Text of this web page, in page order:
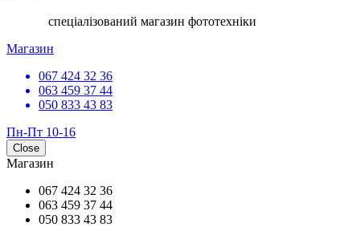
спеціалізований магазин фототехніки
Магазин
067 424 32 36
063 459 37 44
050 833 43 83
Пн-Пт 10-16
Close
Магазин
067 424 32 36
063 459 37 44
050 833 43 83